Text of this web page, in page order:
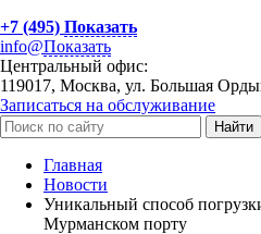
+7 (495) Показать
info@Показать
Центральный офис:
119017, Москва, ул. Большая
Записаться на обслуживание
Найти
Главная
Новости
Уникальный способ
Мурманском порту